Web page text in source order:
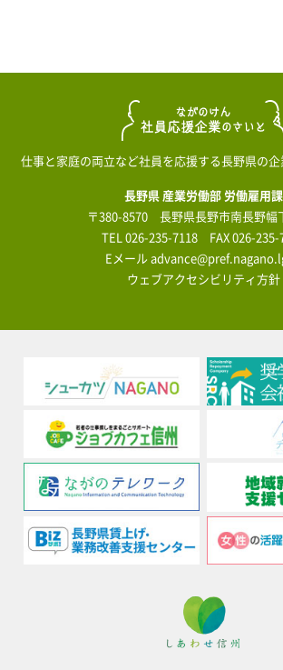
仕事と家庭の両立など社員を応援する長野県の
長野県 産業労働部 労働雇用課
〒380-8570 長野県長野市南長野幅
TEL 026-235-7118 FAX 026-235-
Eメール
ウェブアクセシビリティ方針